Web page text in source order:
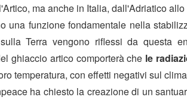
ma anche in Italia, dall'Adriatico
una funzione fondamentale nella
Terra vengono riflessi da questa
ghiaccio artico comporterà che le
temperatura, con effetti negativi sul
ha chiesto la creazione di un